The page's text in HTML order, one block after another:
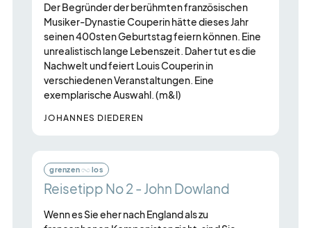
Der Begründer der berühmten französischen
Musiker-Dynastie Couperin hätte dieses Jahr
seinen 400sten Geburtstag feiern können. Eine
unrealistisch lange Lebenszeit. Daher tut es die
Nachwelt und feiert Louis Couperin in
verschiedenen Veranstaltungen. Eine
exemplarische Auswahl. (m&l)
JOHANNES DIEDEREN
grenzen los
Reisetipp No 2 - John Dowland
Wenn es Sie eher nach England als zu